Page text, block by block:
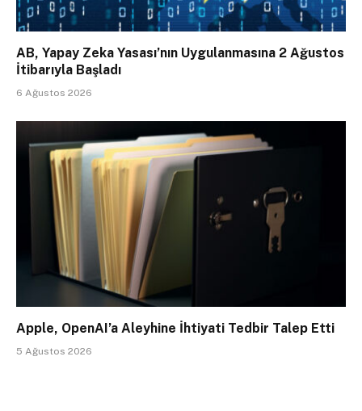
AB, Yapay Zeka Yasası’nın Uygulanmasına 2 Ağustos
İtibarıyla Başladı
6 Ağustos 2026
Apple, OpenAI’a Aleyhine İhtiyati Tedbir Talep Etti
5 Ağustos 2026